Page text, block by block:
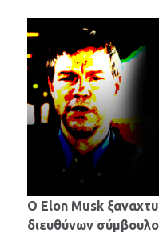
Ο Elon Musk
διευθύνων